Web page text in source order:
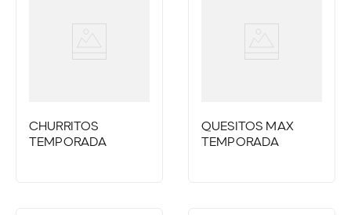
CHURRITOS
TEMPORADA
QUESITOS MAX
TEMPORADA